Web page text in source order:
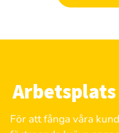
För att fånga våra